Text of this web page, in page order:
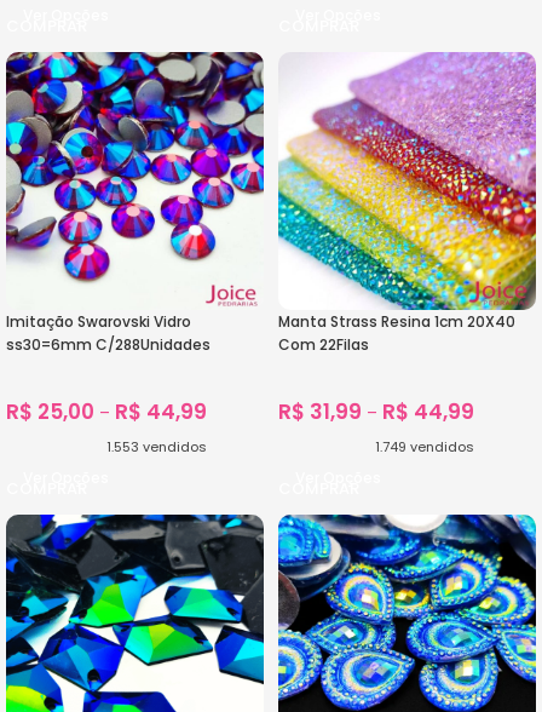
Imitação Swarovski Vidro
ss30=6mm C/288Unidades
R$ 25,00 – R$ 44,99
1.553 vendidos
Manta Strass Resina 1cm 20X40
Com 22Filas
R$ 31,99 – R$ 44,99
1.749 vendidos